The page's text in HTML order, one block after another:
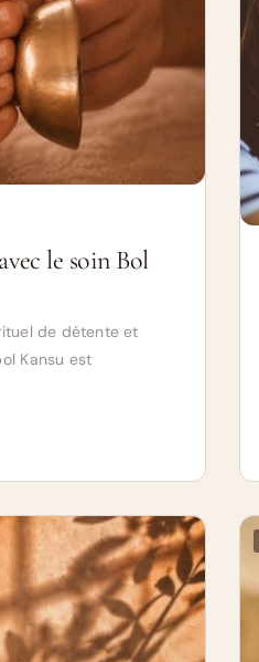
le soin Bol
de détente et
Kansu est